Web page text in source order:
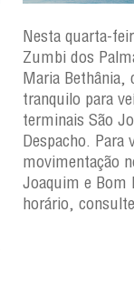
Nesta quarta-
Zumbi dos
Maria
tranquilo para
terminais São
Despacho. Para
movimentação
Joaquim e Bom
horário,